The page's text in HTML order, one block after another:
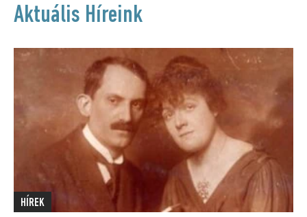
Aktuális Híreink
HÍREK